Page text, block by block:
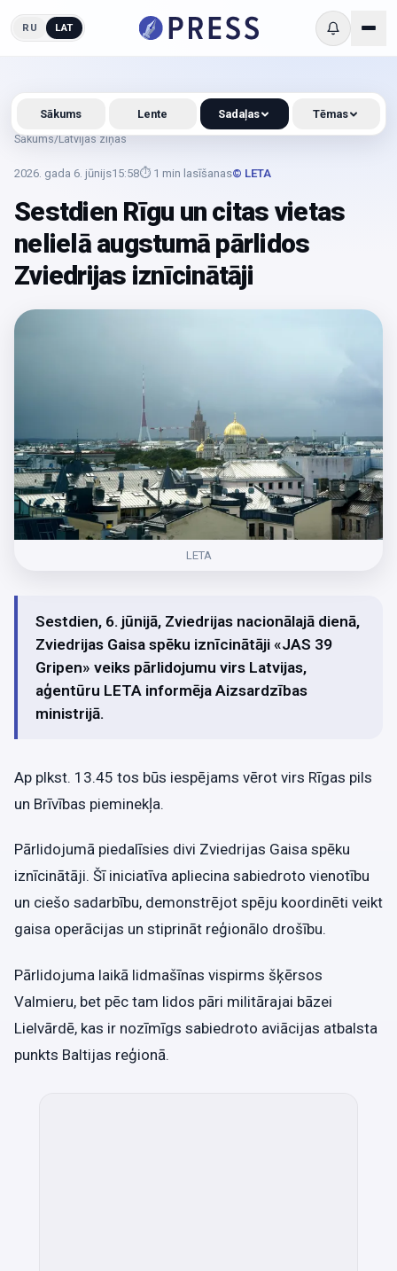
RU LAT
Sākums/Latvijas ziņas
2026. gada 6. jūnijs15:58⏱ 1 min lasīšanas© LETA
Sestdien Rīgu un citas vietas
nelielā augstumā pārlidos
Zviedrijas iznīcinātāji
LETA
Sestdien, 6. jūnijā, Zviedrijas nacionālajā dienā,
Zviedrijas Gaisa spēku iznīcinātāji «JAS 39
Gripen» veiks pārlidojumu virs Latvijas,
aģentūru LETA informēja Aizsardzības
ministrijā.
Ap plkst. 13.45 tos būs iespējams vērot virs Rīgas pils
un Brīvības pieminekļa.
Pārlidojumā piedalīsies divi Zviedrijas Gaisa spēku
iznīcinātāji. Šī iniciatīva apliecina sabiedroto vienotību
un ciešo sadarbību, demonstrējot spēju koordinēti veikt
gaisa operācijas un stiprināt reģionālo drošību.
Pārlidojuma laikā lidmašīnas vispirms šķērsos
Valmieru, bet pēc tam lidos pāri militārajai bāzei
Lielvārdē, kas ir nozīmīgs sabiedroto aviācijas atbalsta
punkts Baltijas reģionā.
Sākums Lente Sadaļas Tēmas